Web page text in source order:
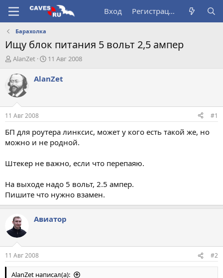
Вход Регистрация
Барахолка
Ищу блок питания 5 вольт 2,5 ампер
А
т
о
р
т
е
м
ы
AlanZet
Д
т
а
л
11 Авг 2008
AlanZet
11 Авг 2008 #1
БП для роутера линксис, может у кого есть такой же, но
можно и не родной.
Штекер не важно, если что перепаяю.
На выходе надо 5 вольт, 2.5 ампер.
Пишите что нужно взамен.
Авиатор
11 Авг 2008 #2
AlanZet написал(а):